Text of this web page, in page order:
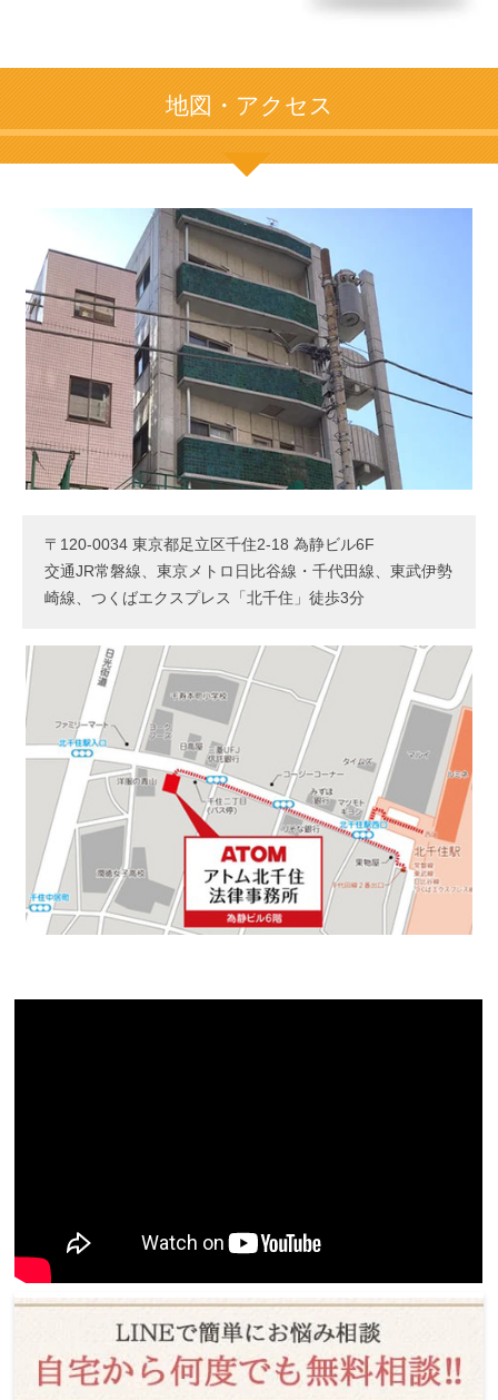
地図・アクセス
〒120-0034 東京都足立区千住2-18 為静ビル6F
交通JR常磐線、東京メトロ日比谷線・千代田線、東武伊勢
崎線、つくばエクスプレス「北千住」徒歩3分